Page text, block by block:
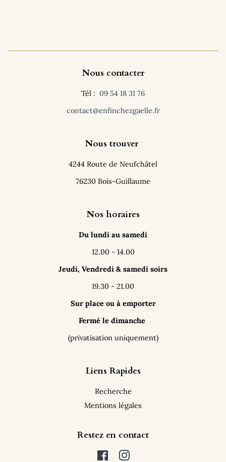
Nous contacter
Tél : 09 54 18 31 76
contact@enfinchezgaelle.fr
Nous trouver
4244 Route de Neufchâtel
76230 Bois-Guillaume
Nos horaires
Du lundi au samedi
12.00 - 14.00
Jeudi, Vendredi & samedi soirs
19.30 - 21.00
Sur place ou à emporter
Fermé le dimanche
(privatisation uniquement)
Liens Rapides
Recherche
Mentions légales
Restez en contact
FacebookInstagram